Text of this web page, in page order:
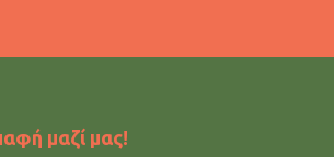
μαζί μας!